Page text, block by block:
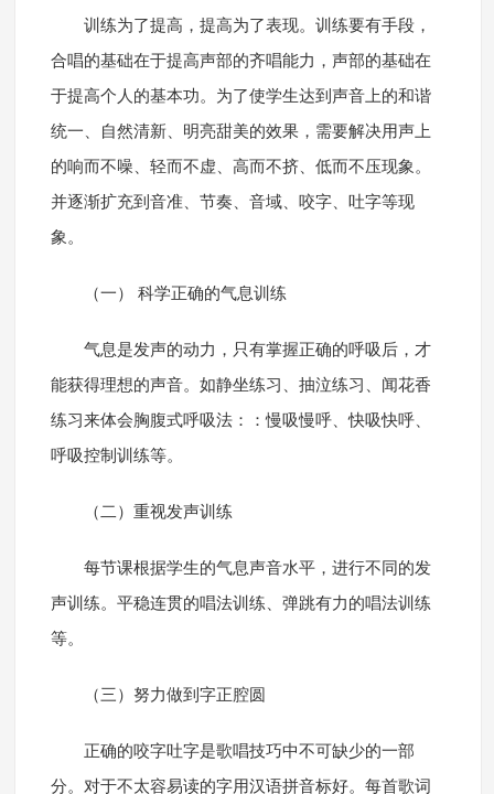
训练为了提高，提高为了表现。训练要有手段，
合唱的基础在于提高声部的齐唱能力，声部的基础在
于提高个人的基本功。为了使学生达到声音上的和谐
统一、自然清新、明亮甜美的效果，需要解决用声上
的响而不噪、轻而不虚、高而不挤、低而不压现象。
并逐渐扩充到音准、节奏、音域、咬字、吐字等现
象。
（一） 科学正确的气息训练
气息是发声的动力，只有掌握正确的呼吸后，才
能获得理想的声音。如静坐练习、抽泣练习、闻花香
练习来体会胸腹式呼吸法：：慢吸慢呼、快吸快呼、
呼吸控制训练等。
（二）重视发声训练
每节课根据学生的气息声音水平，进行不同的发
声训练。平稳连贯的唱法训练、弹跳有力的唱法训练
等。
（三）努力做到字正腔圆
正确的咬字吐字是歌唱技巧中不可缺少的一部
分。对于不太容易读的字用汉语拼音标好。每首歌词